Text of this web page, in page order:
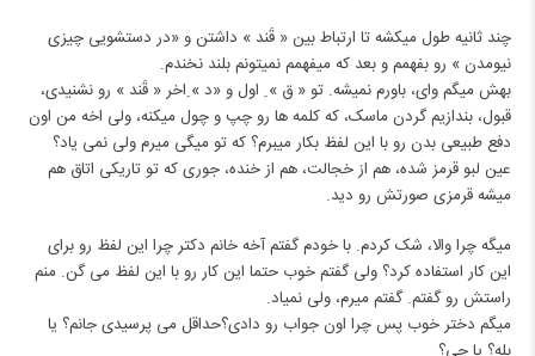
چند ثانیه طول میکشه تا ارتباط بین « قَند » داشتن و «در دستشویی چیزی
نیومدن » رو بفهمم و بعد که میفهمم نمیتونم بلند نخندم.
بهش میگم وای، باورم نمیشه. تو « ق » ِ اول و «د » ِاخر « قَند » رو نشنیدی،
قبول، بندازیم گردن ماسک، که کلمه ها رو چپ و چول میکنه، ولی اخه من اون
دفع طبیعی بدن رو با این لفظ بکار میبرم؟ که تو میگی میرم ولی نمی یاد؟
‌عین لبو قرمز شده، هم از خجالت، هم از خنده، جوری که تو تاریکی اتاق هم
میشه قرمزی صورتش رو دید.
میگه چرا والا، شک کردم. با خودم گفتم آخه خانم دکتر چرا این لفظ رو برای
این کار استفاده کرد؟ ولی گفتم خوب حتما این کار رو با این لفظ می گن. منم
راستش رو گفتم. گفتم میرم، ولی نمیاد.
میگم دختر خوب پس چرا اون جواب رو دادی؟حداقل می پرسیدی جانم؟ یا